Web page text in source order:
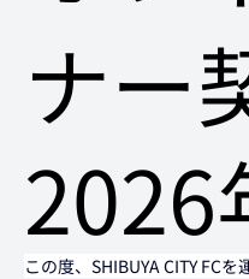
ナー
2026
この度、SHIBUYA CITY FC